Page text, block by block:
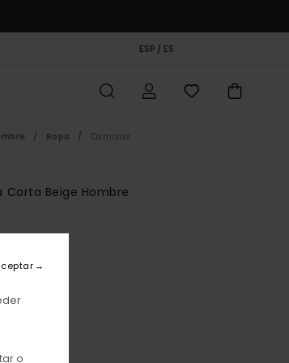
ESP / ES
Ropa Camisas
Corta Beige Hombre
o